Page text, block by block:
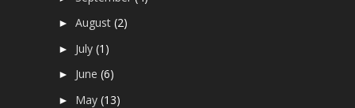
►August(2)
► July(1)
► June(6)
► May(13)